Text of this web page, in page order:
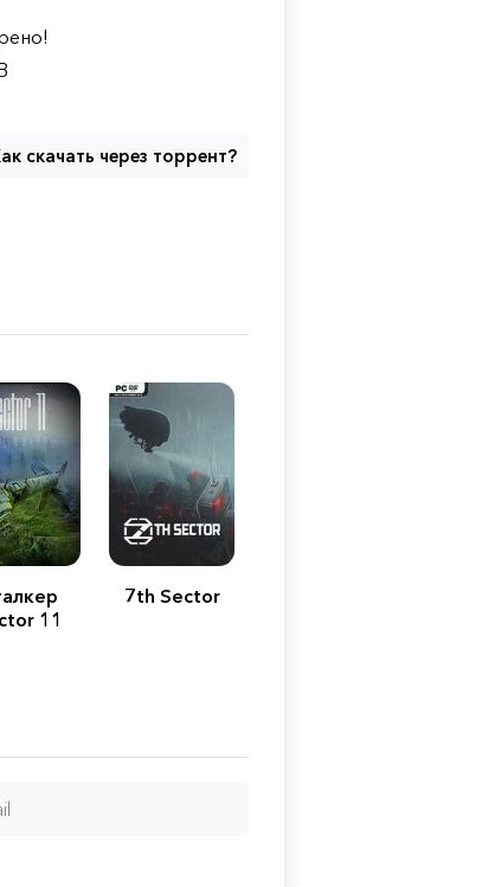
скачать через торрент?
11
7th Sector